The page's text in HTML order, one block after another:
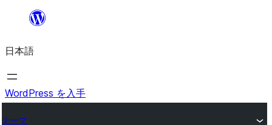
を
ス
キ
日本語
WordPress を入手
テーマ